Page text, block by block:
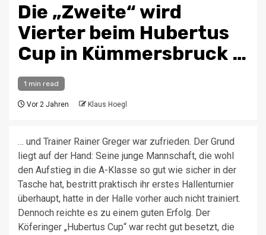
Die „Zweite“ wird
Vierter beim Hubertus
Cup in Kümmersbruck …
1 min read
Vor 2 Jahren Klaus Hoegl
… und Trainer Rainer Greger war zufrieden. Der Grund
liegt auf der Hand: Seine junge Mannschaft, die wohl
den Aufstieg in die A-Klasse so gut wie sicher in der
Tasche hat, bestritt praktisch ihr erstes Hallenturnier
überhaupt, hatte in der Halle vorher auch nicht trainiert.
Dennoch reichte es zu einem guten Erfolg. Der
Köferinger „Hubertus Cup“ war recht gut besetzt, die